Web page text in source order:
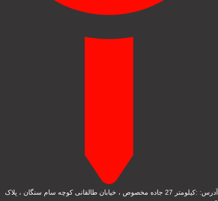
آدرس: :کیلومتر 27 جاده مخصوص ، خیابان طالقانی کوچه سام سنگان ، پلاک